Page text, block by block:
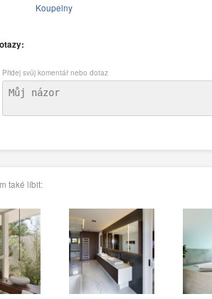
Koupelny
Přidej svůj komentář nebo dotaz
také líbit: